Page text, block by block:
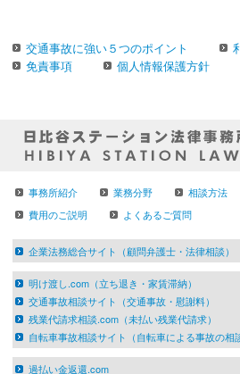
交通事故に強い５つのポイント
免責事項
個人情報保護方針
事務所紹介 業務分野 相談方法
費用のご説明
よくあるご質問
企業法務総合サイト（顧問弁護士・法律相談）
明け渡し.com（立ち退き・家賃滞納）
交通事故相談サイト（交通事故・慰謝料）
残業代請求相談.com（未払い残業代請求）
自転車事故相談サイト（自転車による事故の相
過払い金返還.com